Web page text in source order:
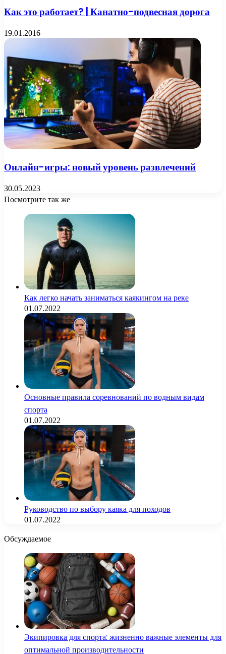
Как это работает? | Канатно-подвесная дорога
19.01.2016
Онлайн-игры: новый уровень развлечений
30.05.2023
Посмотрите так же
Как легко начать заниматься каякингом на реке
01.07.2022
Основные правила соревнований по водным видам
спорта
01.07.2022
Руководство по выбору каяка для походов
01.07.2022
Обсуждаемое
Экипировка для спорта: жизненно важные элементы для
оптимальной производительности